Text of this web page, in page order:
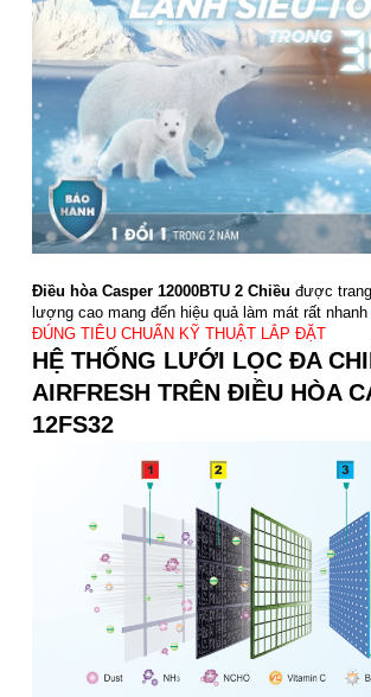
Điều hòa Casper 12000BTU 2 Chiều được
lượng cao mang đến hiệu quả làm mát rất nhanh
ĐÚNG TIÊU CHUẨN KỸ THUẬT LẮP ĐẶT
HỆ THỐNG LƯỚI LỌC ĐA
AIRFRESH TRÊN ĐIỀU HÒA
12FS32